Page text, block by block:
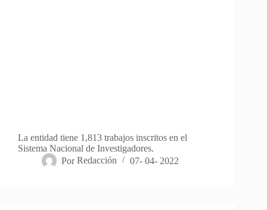
La entidad tiene 1,813 trabajos inscritos en el
Sistema Nacional de Investigadores.
Por Redacción 07- 04- 2022